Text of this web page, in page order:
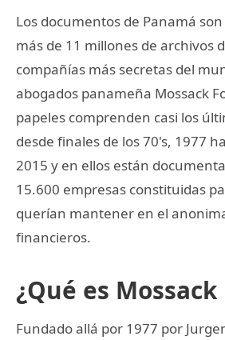
Los documentos de Panamá
más de 11 millones de archivos
compañías más secretas del
abogados panameña Mossack
papeles comprenden casi los
desde finales de los 70's, 1977
2015 y en ellos están
15.600 empresas constituidas
querían mantener en el
financieros.
¿Qué es Mossack
Fundado allá por 1977 por